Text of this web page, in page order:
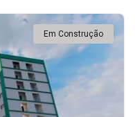
Em Construção